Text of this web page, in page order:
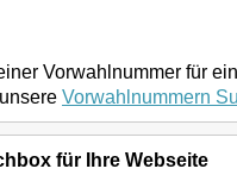
Vorwahlnummer für
Vorwahlnummern
für Ihre Webseite